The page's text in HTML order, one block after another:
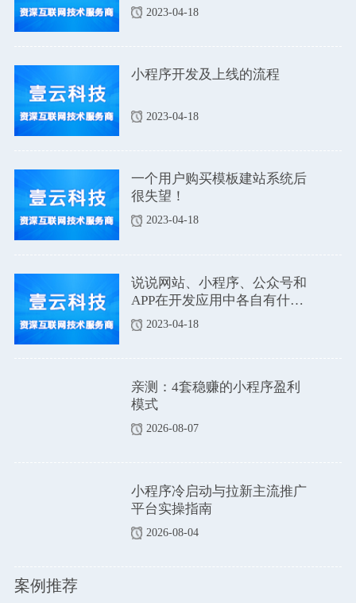
2023-04-18
小程序开发及上线的流程
2023-04-18
一个用户购买模板建站系统后
很失望！
2023-04-18
说说网站、小程序、公众号和
APP在开发应用中各自有什么
优点和缺点吗？
2023-04-18
亲测：4套稳赚的小程序盈利
模式
2026-08-07
小程序冷启动与拉新主流推广
平台实操指南
2026-08-04
案例推荐